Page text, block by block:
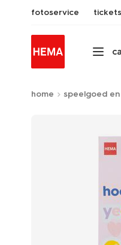
fotoservice
home speelgoed